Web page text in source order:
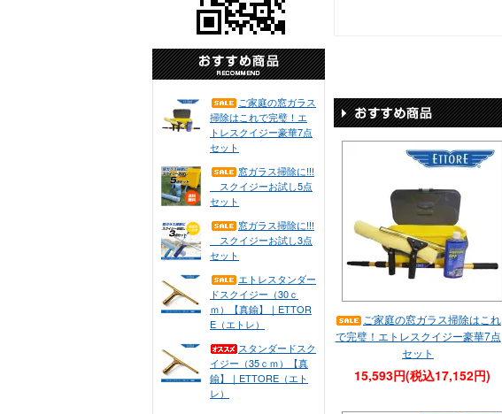
ご家庭の窓ガラス
掃除はこれで完璧！エ
トレスクイジー豪華7点
セット
窓ガラス掃除に!!!
スクイジーお試し5点
セット
窓ガラス掃除に!!!
スクイジーお試し3点
セット
エトレスタンダー
ドスクイジー（30ｃ
ｍ）【真鍮】｜ETTOR
E（エトレ）
スタンダードスク
イジー（35ｃｍ）【真
鍮】｜ETTORE（エト
レ）
ご家庭の窓ガラス掃除はこれ
で完璧！エトレスクイジー豪華7点
セット
15,593円(税込17,152円)